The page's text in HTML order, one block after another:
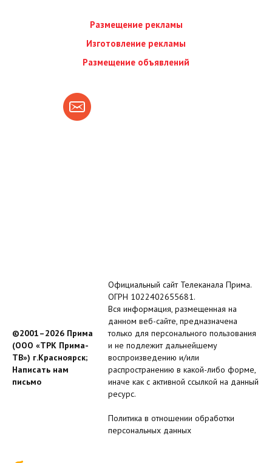
Размещение рекламы
Изготовление рекламы
Размещение объявлений
©2001–2026 Прима
(ООО «ТРК Прима-
ТВ») г.Красноярск;
Написать нам
письмо
Официальный сайт Телеканала Прима.
ОГРН 1022402655681.
Вся информация, размещенная на
данном веб-сайте, предназначена
только для персонального пользования
и не подлежит дальнейшему
воспроизведению и/или
распространению в какой-либо форме,
иначе как с активной ссылкой на данный
ресурс.
Политика в отношении обработки
персональных данных